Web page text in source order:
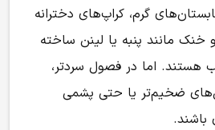
گرم، کراپ‌های دخترانه
مانند پنبه یا لینن ساخته
هستند. اما در فصول سردتر،
ضخیم‌تر یا حتی پشمی
باشند.